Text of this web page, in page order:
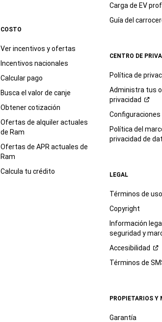
COSTO
Ver incentivos y ofertas
Incentivos nacionales
Calcular pago
Busca el valor de canje
Obtener cotización
Ofertas de alquiler actuales
de Ram
Ofertas de APR actuales de
Ram
Calcula tu crédito
Carga de EV
Guía del
CENTRO DE
Política de
Administra tus
privacidad
Configuraciones
Política del
privacidad de
LEGAL
Términos de uso
Copyright
Información
seguridad y
Accesibilidad
Términos de
PROPIETARIOS Y
Garantía